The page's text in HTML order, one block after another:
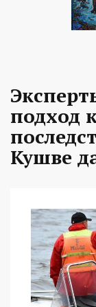
подход
Кушве